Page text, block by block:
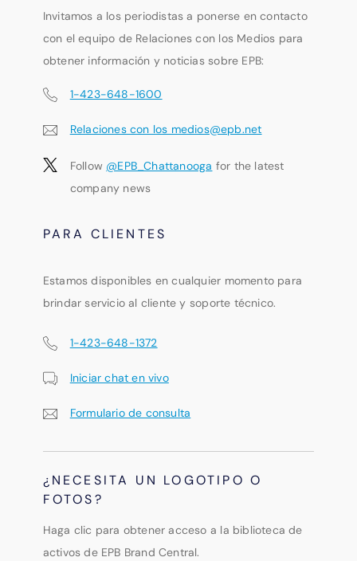
Invitamos a los periodistas a ponerse en contacto
con el equipo de Relaciones con los Medios para
obtener información y noticias sobre EPB:
1-423-648-1600
Relaciones con los medios@epb.net
Follow @EPB_Chattanooga for the latest
company news
PARA CLIENTES
Estamos disponibles en cualquier momento para
brindar servicio al cliente y soporte técnico.
1-423-648-1372
Iniciar chat en vivo
Formulario de consulta
¿NECESITA UN LOGOTIPO O
FOTOS?
Haga clic para obtener acceso a la biblioteca de
activos de EPB Brand Central.